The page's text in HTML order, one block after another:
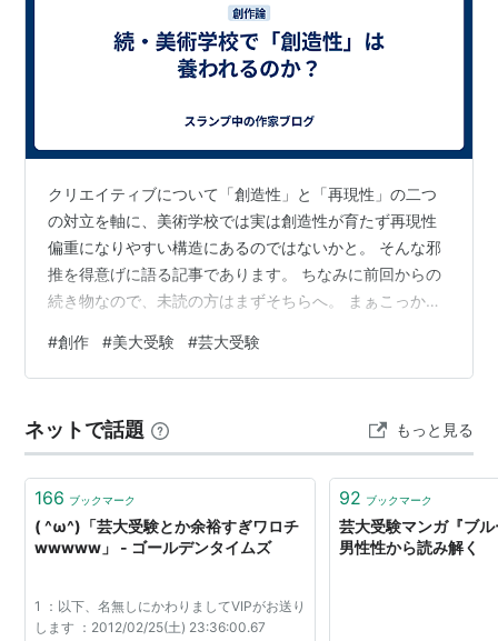
クリエイティブについて「創造性」と「再現性」の二つ
の対立を軸に、美術学校では実は創造性が育たず再現性
偏重になりやすい構造にあるのではないかと。 そんな邪
推を得意げに語る記事であります。 ちなみに前回からの
続き物なので、未読の方はまずそちらへ。 まぁこっから
っちぃもの（2週間だけ藝大予備校に通っていただけ）な
ので、どうか話半分で読んでいただけたらと。 まずは言
と、それを作る方法論などを自力で発掘する能力 「再現
性」＝ 既存の概念（定型）を記憶してトレースする能力
そこにおいて、往々にして何かしら…
#創作 #美大受験 #芸大受験
ネットで話題 もっと見る
166 ブックマーク
( ^ω^)「芸大受験とか余裕すぎワロチ
wwwww」 - ゴールデンタイムズ
1 ：以下、名無しにかわりましてVIPがお送り
します ：2012/02/25(土) 23:36:00.67
92 ブックマーク
芸大受験マンガ『ブ
男性性から読み解く